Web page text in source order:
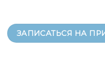
ЗАПИСАТЬСЯ НА